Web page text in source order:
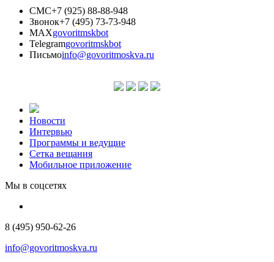
СМС+7 (925) 88-88-948
Звонок+7 (495) 73-73-948
MAXgovoritmskbot
Telegramgovoritmskbot
Письмоinfo@govoritmoskva.ru
Новости
Интервью
Программы и ведущие
Сетка вещания
Мобильное приложение
Мы в соцсетях
8 (495) 950-62-26
info@govoritmoskva.ru